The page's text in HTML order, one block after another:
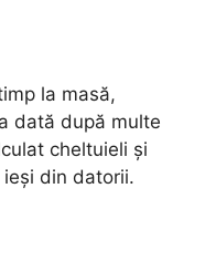
la masă,
dată după multe
cheltuieli și
din datorii.